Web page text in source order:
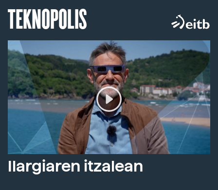
TEKNOPOLIS
Ilargiaren itzalean